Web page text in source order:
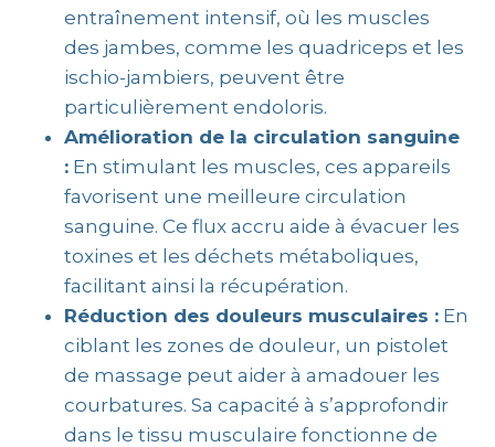
entraînement intensif, où les muscles
des jambes, comme les quadriceps et les
ischio-jambiers, peuvent être
particulièrement endoloris.
Amélioration de la circulation sanguine
: En stimulant les muscles, ces appareils
favorisent une meilleure circulation
sanguine. Ce flux accru aide à évacuer les
toxines et les déchets métaboliques,
facilitant ainsi la récupération.
Réduction des douleurs musculaires : En
ciblant les zones de douleur, un pistolet
de massage peut aider à amadouer les
courbatures. Sa capacité à s’approfondir
dans le tissu musculaire fonctionne de